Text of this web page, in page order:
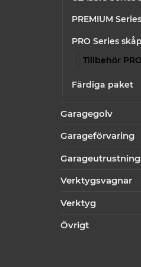
PREMIUM
PRO Series skåp
Tillbehör
Färdiga paket
Garagegolv
Garageförvaring
Garageutrustning
Verktygsvagnar
Verktyg
Övrigt